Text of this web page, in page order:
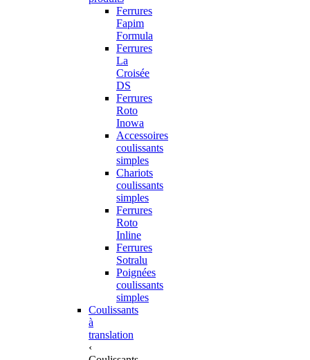
Ferrures
Fapim
Formula
Ferrures
La
Croisée
DS
Ferrures
Roto
Inowa
Accessoires
coulissants
simples
Chariots
coulissants
simples
Ferrures
Roto
Inline
Ferrures
Sotralu
Poignées
coulissants
simples
Coulissants
à
translation
‹